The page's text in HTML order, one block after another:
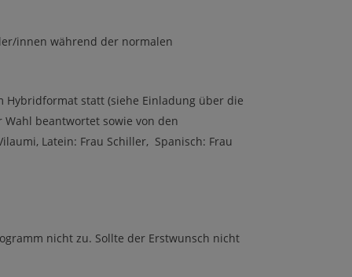
innen während der normalen
statt (siehe Einladung über die
beantwortet sowie von den
Latein: Frau Schiller, Spanisch: Frau
nicht zu. Sollte der Erstwunsch nicht